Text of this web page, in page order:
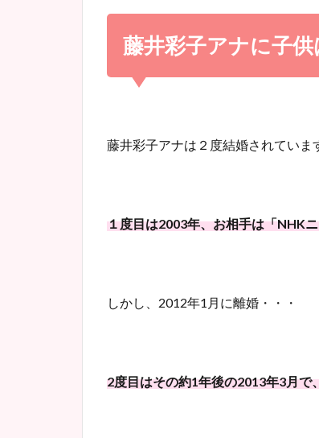
藤井彩子アナに子供
藤井彩子アナは２度結婚されていま
１度目は2003年、お相手は「NHK
しかし、2012年1月に離婚・・・
2度目はその約1年後の2013年3月で